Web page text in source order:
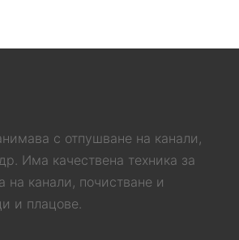
с отпушване на канали,
Има качествена техника за
на канали, почистване и
и плацове.